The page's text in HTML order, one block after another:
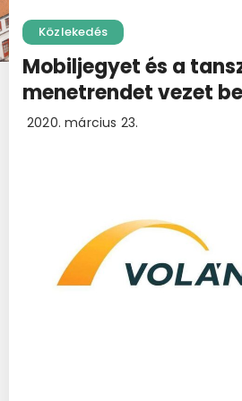
Közlekedés
Mobiljegyet és a
menetrendet vezet
2020. március 23.